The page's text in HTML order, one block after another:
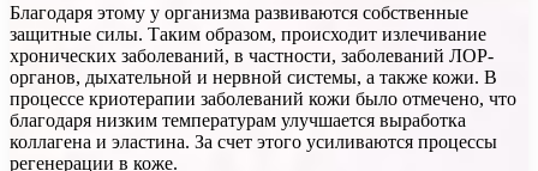
Благодаря этому у организма развиваются собственные
защитные силы. Таким образом, происходит излечивание
хронических заболеваний, в частности, заболеваний ЛОР-
органов, дыхательной и нервной системы, а также кожи. В
процессе криотерапии заболеваний кожи было отмечено, что
благодаря низким температурам улучшается выработка
коллагена и эластина. За счет этого усиливаются процессы
регенерации в коже.